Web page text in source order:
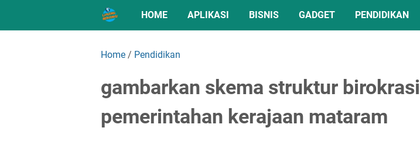
HOME APLIKASI BISNIS GADGET PENDIDIKAN
Home / Pendidikan
gambarkan skema struktur birokrasi
pemerintahan kerajaan mataram